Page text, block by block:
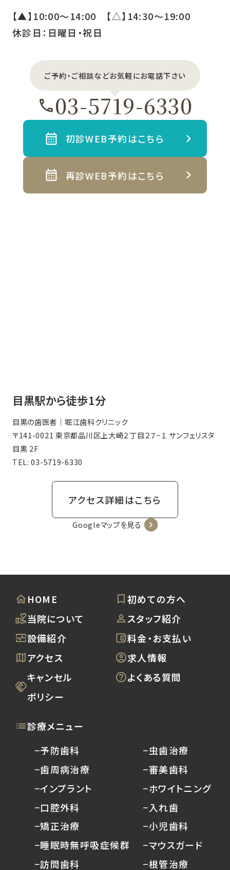
【▲】10:00〜14:00 【△】14:30〜19:00
休診日：日曜日・祝日
ご予約・ご相談などお気軽にお電話下さい
03-5719-6330
初診WEB予約はこちら
再診WEB予約はこちら
目黒駅から徒歩1分
目黒の歯医者｜堀江歯科クリニック
〒141-0021 東京都品川区上大崎２丁目２７−１ サンフェリスタ
目黒 2F
TEL:03-5719-6330
アクセス詳細はこちら
Googleマップを見る
HOME
初めての方へ
当院について
スタッフ紹介
設備紹介
料金・お支払い
アクセス
求人情報
キャンセル
ポリシー
よくある質問
診療メニュー
−予防歯科
−歯周病治療
−インプラント
−口腔外科
−矯正治療
−睡眠時無呼吸症候群
−訪問歯科
−虫歯治療
−審美歯科
−ホワイトニング
−入れ歯
−小児歯科
−マウスガード
−根管治療